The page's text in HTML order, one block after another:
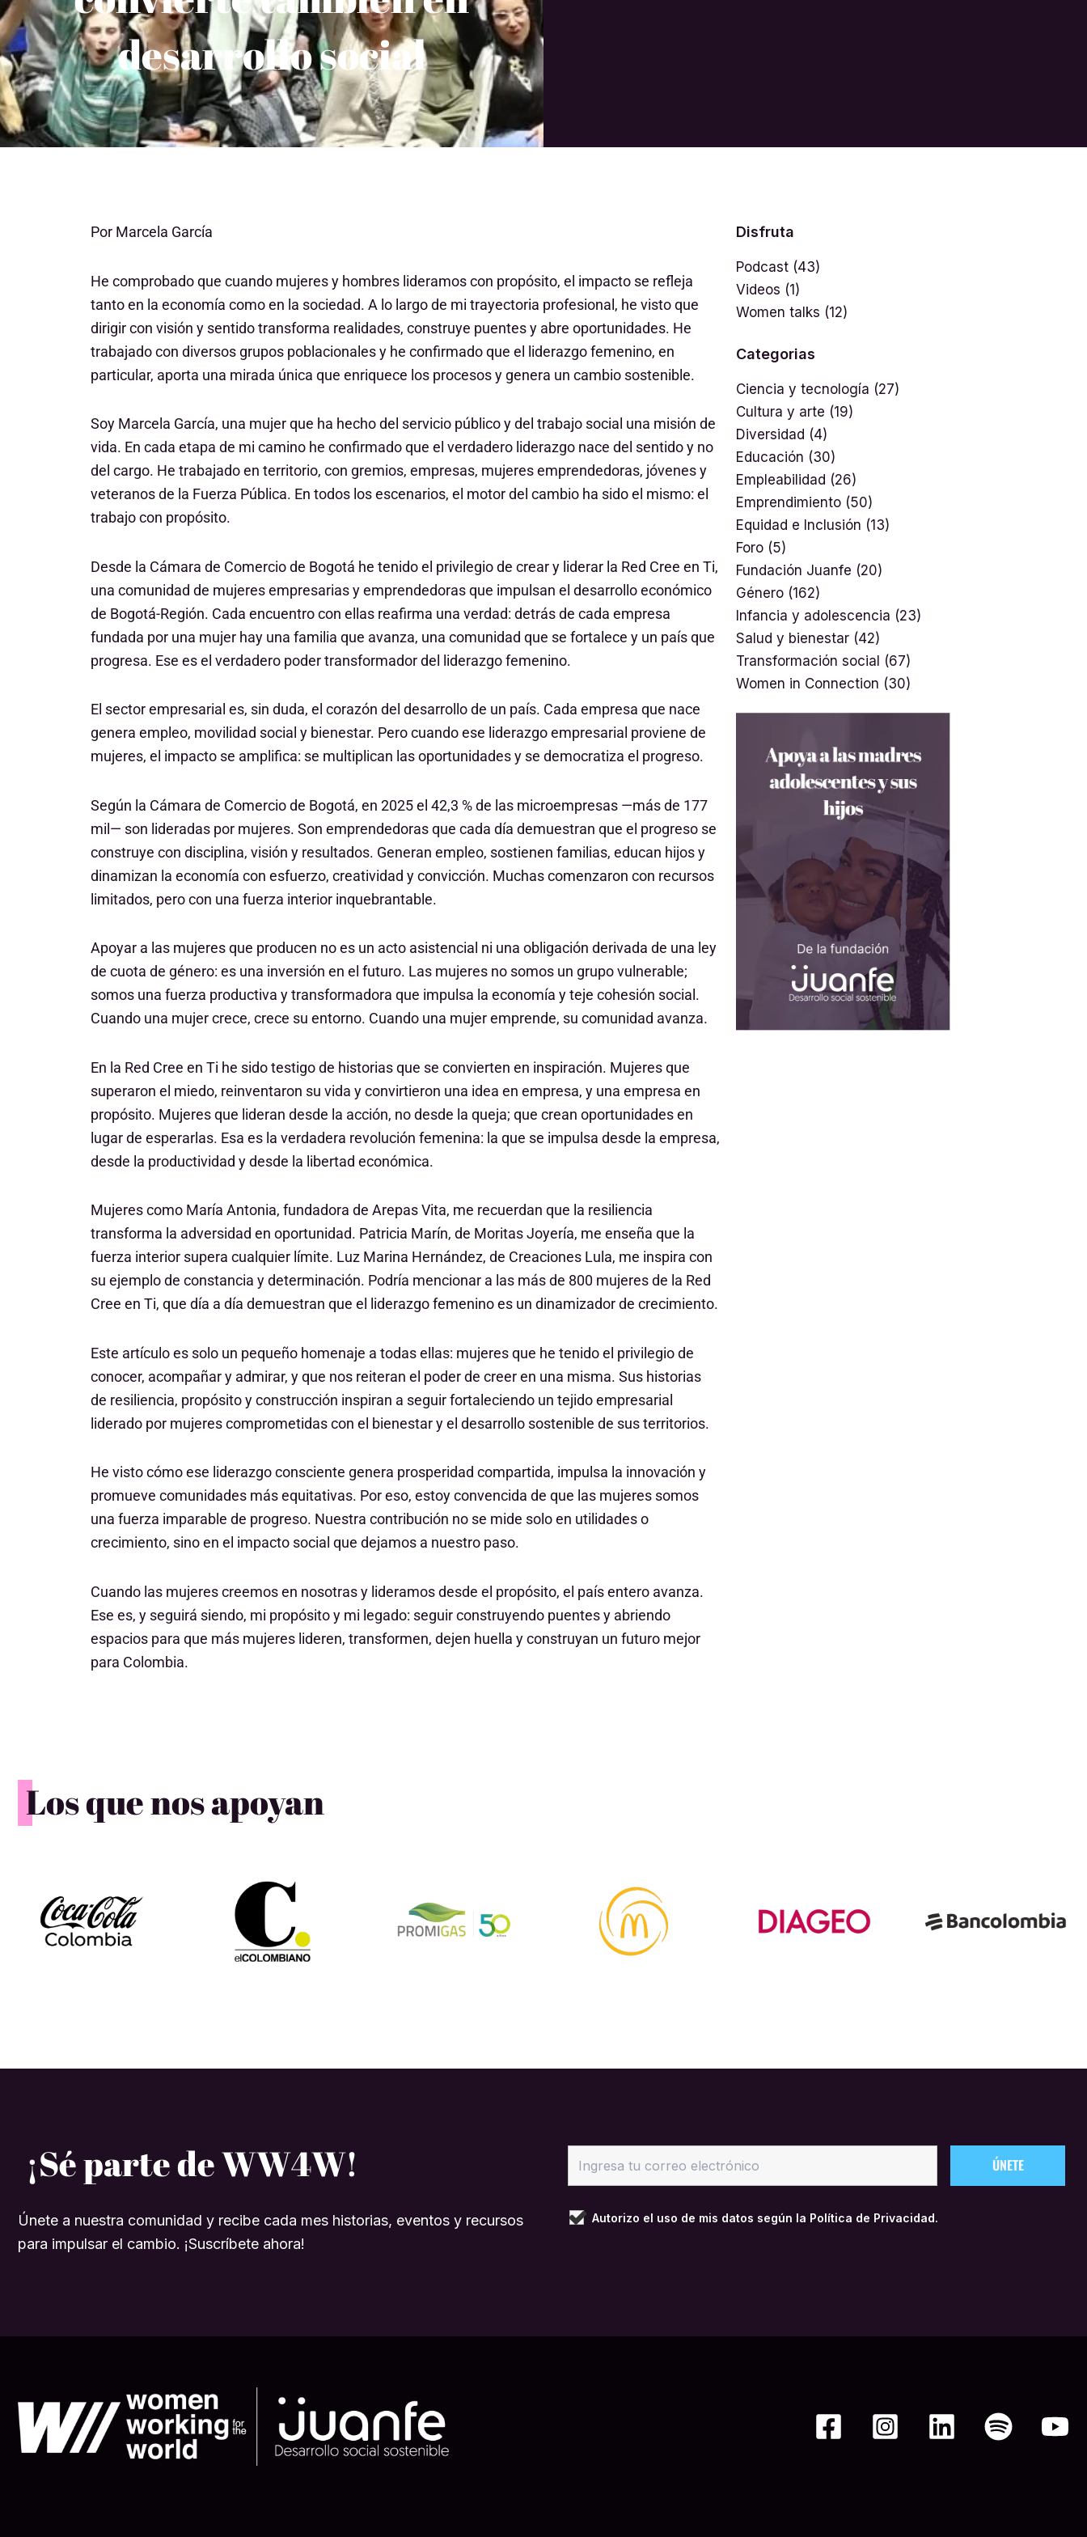
desarrollo social
Por Marcela García
He comprobado que cuando mujeres y hombres lideramos con propósito, el impacto se refleja
tanto en la economía como en la sociedad. A lo largo de mi trayectoria profesional, he visto que
dirigir con visión y sentido transforma realidades, construye puentes y abre oportunidades. He
trabajado con diversos grupos poblacionales y he confirmado que el liderazgo femenino, en
particular, aporta una mirada única que enriquece los procesos y genera un cambio sostenible.
Soy Marcela García, una mujer que ha hecho del servicio público y del trabajo social una misión de
vida. En cada etapa de mi camino he confirmado que el verdadero liderazgo nace del sentido y no
del cargo. He trabajado en territorio, con gremios, empresas, mujeres emprendedoras, jóvenes y
veteranos de la Fuerza Pública. En todos los escenarios, el motor del cambio ha sido el mismo: el
trabajo con propósito.
Desde la Cámara de Comercio de Bogotá he tenido el privilegio de crear y liderar la Red Cree en Ti,
una comunidad de mujeres empresarias y emprendedoras que impulsan el desarrollo económico
de Bogotá-Región. Cada encuentro con ellas reafirma una verdad: detrás de cada empresa
fundada por una mujer hay una familia que avanza, una comunidad que se fortalece y un país que
progresa. Ese es el verdadero poder transformador del liderazgo femenino.
El sector empresarial es, sin duda, el corazón del desarrollo de un país. Cada empresa que nace
genera empleo, movilidad social y bienestar. Pero cuando ese liderazgo empresarial proviene de
mujeres, el impacto se amplifica: se multiplican las oportunidades y se democratiza el progreso.
Según la Cámara de Comercio de Bogotá, en 2025 el 42,3 % de las microempresas —más de 177
mil— son lideradas por mujeres. Son emprendedoras que cada día demuestran que el progreso se
construye con disciplina, visión y resultados. Generan empleo, sostienen familias, educan hijos y
dinamizan la economía con esfuerzo, creatividad y convicción. Muchas comenzaron con recursos
limitados, pero con una fuerza interior inquebrantable.
Apoyar a las mujeres que producen no es un acto asistencial ni una obligación derivada de una ley
de cuota de género: es una inversión en el futuro. Las mujeres no somos un grupo vulnerable;
somos una fuerza productiva y transformadora que impulsa la economía y teje cohesión social.
Cuando una mujer crece, crece su entorno. Cuando una mujer emprende, su comunidad avanza.
En la Red Cree en Ti he sido testigo de historias que se convierten en inspiración. Mujeres que
superaron el miedo, reinventaron su vida y convirtieron una idea en empresa, y una empresa en
propósito. Mujeres que lideran desde la acción, no desde la queja; que crean oportunidades en
lugar de esperarlas. Esa es la verdadera revolución femenina: la que se impulsa desde la empresa,
desde la productividad y desde la libertad económica.
Mujeres como María Antonia, fundadora de Arepas Vita, me recuerdan que la resiliencia
transforma la adversidad en oportunidad. Patricia Marín, de Moritas Joyería, me enseña que la
fuerza interior supera cualquier límite. Luz Marina Hernández, de Creaciones Lula, me inspira con
su ejemplo de constancia y determinación. Podría mencionar a las más de 800 mujeres de la Red
Cree en Ti, que día a día demuestran que el liderazgo femenino es un dinamizador de crecimiento.
Este artículo es solo un pequeño homenaje a todas ellas: mujeres que he tenido el privilegio de
conocer, acompañar y admirar, y que nos reiteran el poder de creer en una misma. Sus historias
de resiliencia, propósito y construcción inspiran a seguir fortaleciendo un tejido empresarial
liderado por mujeres comprometidas con el bienestar y el desarrollo sostenible de sus territorios.
He visto cómo ese liderazgo consciente genera prosperidad compartida, impulsa la innovación y
promueve comunidades más equitativas. Por eso, estoy convencida de que las mujeres somos
una fuerza imparable de progreso. Nuestra contribución no se mide solo en utilidades o
crecimiento, sino en el impacto social que dejamos a nuestro paso.
Cuando las mujeres creemos en nosotras y lideramos desde el propósito, el país entero avanza.
Ese es, y seguirá siendo, mi propósito y mi legado: seguir construyendo puentes y abriendo
espacios para que más mujeres lideren, transformen, dejen huella y construyan un futuro mejor
para Colombia.
Disfruta
Podcast (43)
Videos (1)
Women talks (12)
Categorias
Ciencia y tecnología (27)
Cultura y arte (19)
Diversidad (4)
Educación (30)
Empleabilidad (26)
Emprendimiento (50)
Equidad e Inclusión (13)
Foro (5)
Fundación Juanfe (20)
Género (162)
Infancia y adolescencia (23)
Salud y bienestar (42)
Transformación social (67)
Women in Connection (30)
Los que nos apoyan
¡Sé parte de WW4W!
Únete a nuestra comunidad y recibe cada mes historias, eventos y recursos
para impulsar el cambio. ¡Suscríbete ahora!
Autorizo el uso de mis datos según la Política de Privacidad.